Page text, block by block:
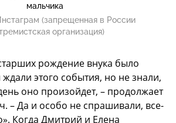
мальчика
(запрещенная в России
организация)
рождение внука было
этого события, но не знали,
оно произойдет, – продолжает
– Да и особо не спрашивали, все-
Когда Дмитрий и Елена